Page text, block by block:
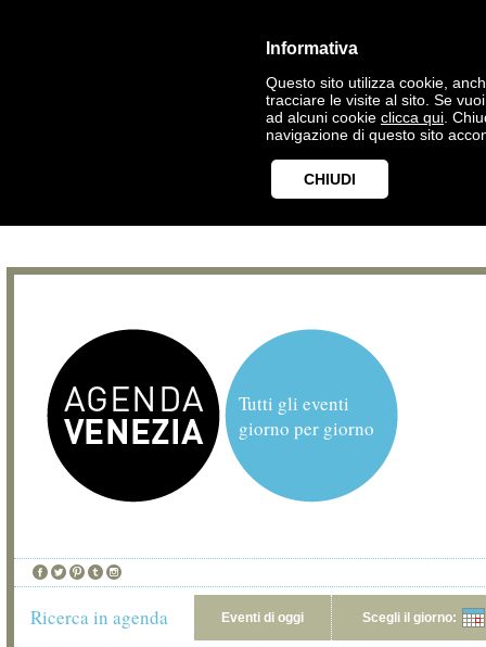
Informativa
Questo sito utilizza cookie,
tracciare le visite al sito. Se
ad alcuni cookie clicca qui .
navigazione di questo sito
CHIUDI
Tutti gli eventi
giorno per giorno
Ricerca in agenda Eventi di oggi Scegli il giorno: